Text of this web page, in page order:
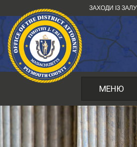
до
змісту
ЗАХОДИ ІЗ
МЕНЮ